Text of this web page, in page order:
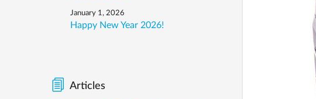
January 1, 2026
Happy New Year 2026!
Articles